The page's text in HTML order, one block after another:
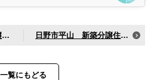
日野市平山 新築分譲住宅 U様
一覧にもどる